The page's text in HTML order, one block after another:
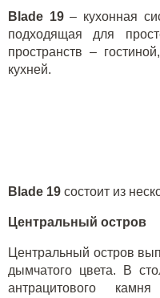
Blade 19 – кухонная
подходящая для
пространств –
кухней.
Blade 19 состоит из
Центральный остров
Центральный остров
дымчатого цвета. В
антрацитового